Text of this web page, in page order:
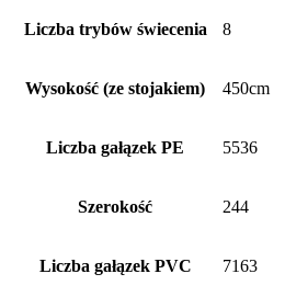
Liczba trybów świecenia 8
Wysokość (ze stojakiem) 450cm
Liczba gałązek PE 5536
Szerokość 244
Liczba gałązek PVC 7163